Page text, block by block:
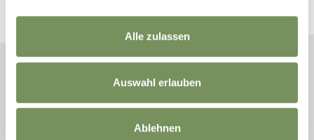
Alle zulassen
Auswahl erlauben
Ablehnen
DEPARTURE